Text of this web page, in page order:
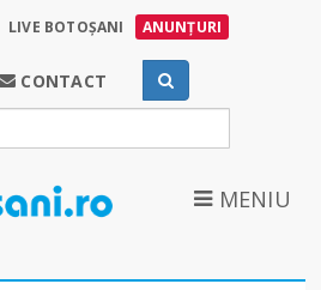
LIVE BOTOȘANI ANUNȚURI
CONTACT
MENIU